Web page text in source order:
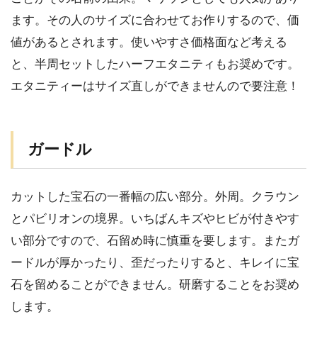
ます。その人のサイズに合わせてお作りするので、価
値があるとされます。使いやすさ価格面など考える
と、半周セットしたハーフエタニティもお奨めです。
エタニティーはサイズ直しができませんので要注意！
ガードル
カットした宝石の一番幅の広い部分。外周。クラウン
とパビリオンの境界。いちばんキズやヒビが付きやす
い部分ですので、石留め時に慎重を要します。またガ
ードルが厚かったり、歪だったりすると、キレイに宝
石を留めることができません。研磨することをお奨め
します。